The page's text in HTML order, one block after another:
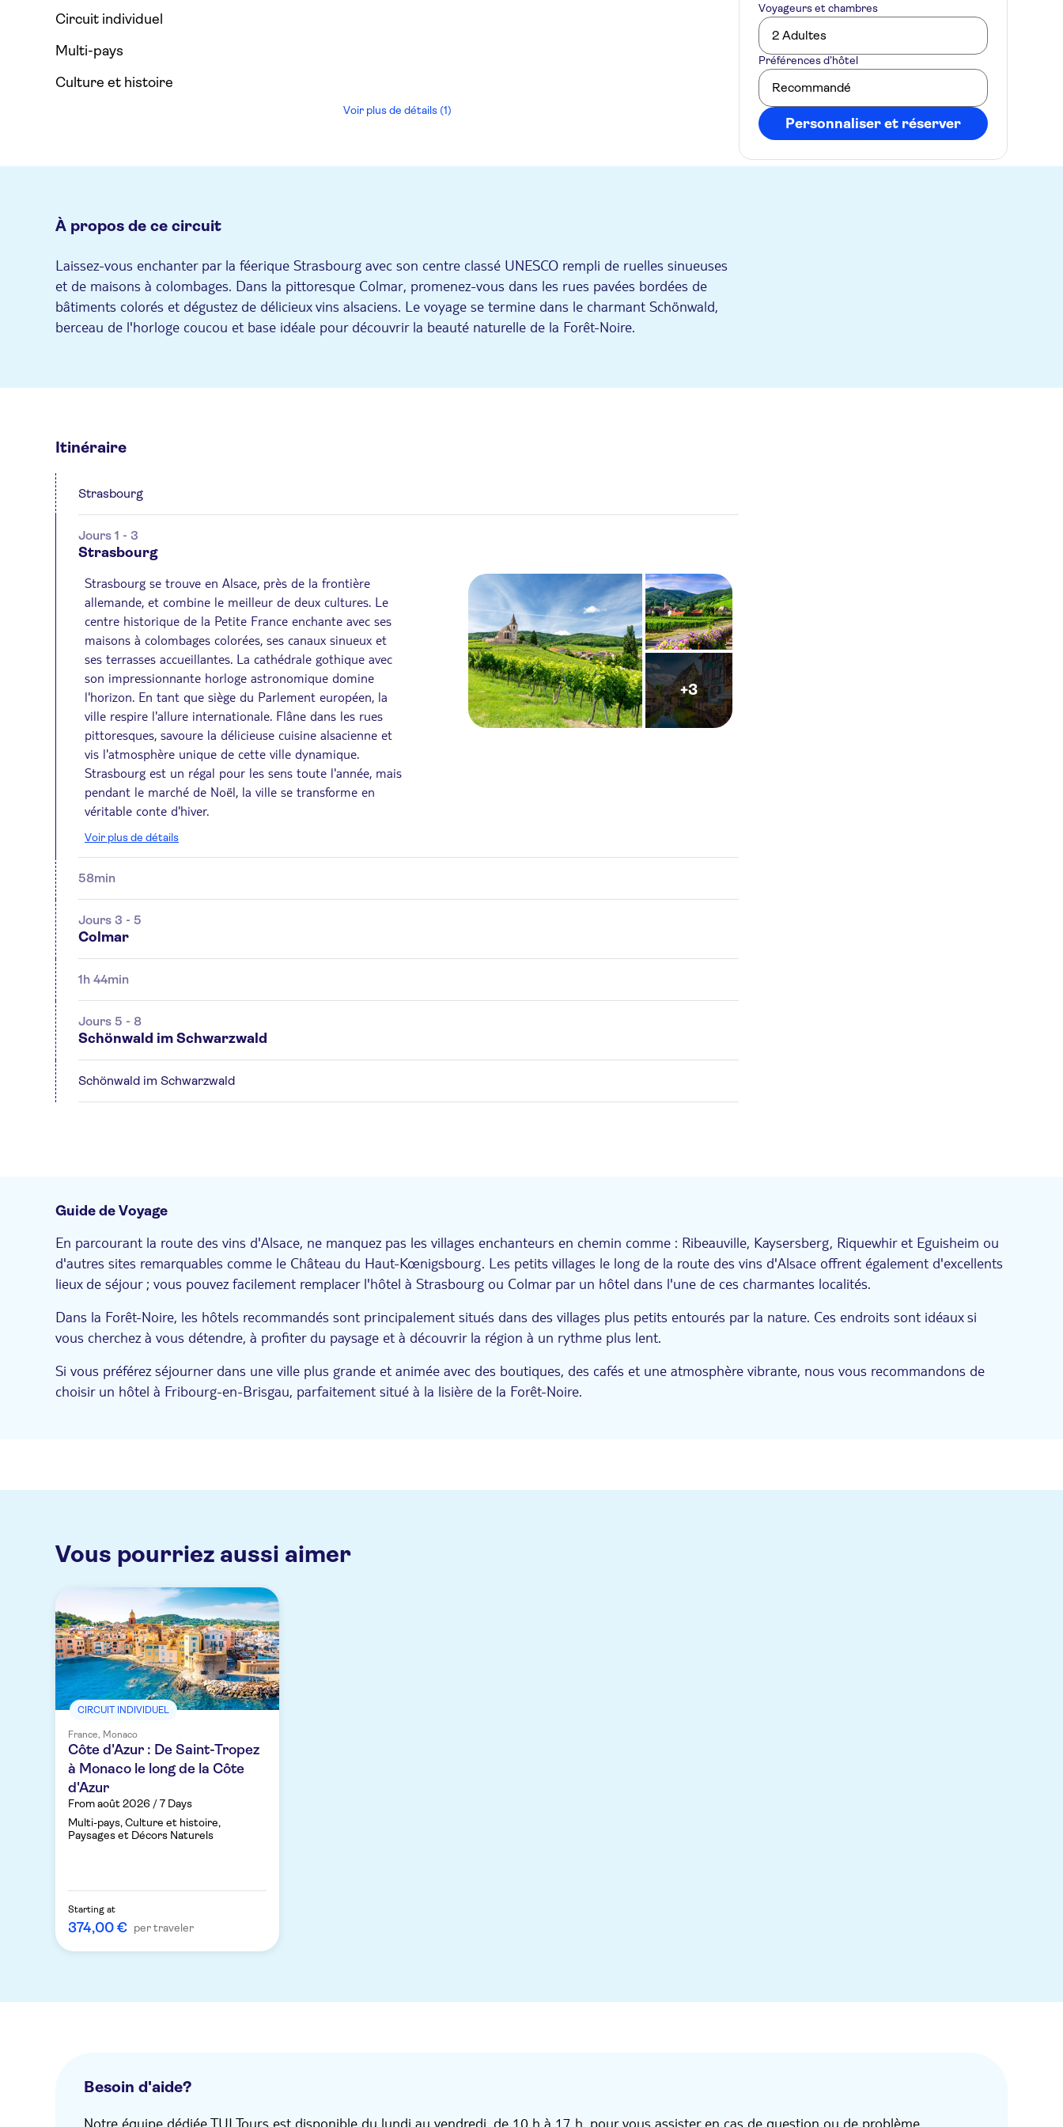
Circuit individuel
Multi-pays
Culture et histoire
Voir plus de détails (1)
À propos de ce circuit
Laissez-vous enchanter par la féerique Strasbourg avec son centre classé UNESCO rempli de ruelles sinueuses
et de maisons à colombages. Dans la pittoresque Colmar, promenez-vous dans les rues pavées bordées de
bâtiments colorés et dégustez de délicieux vins alsaciens. Le voyage se termine dans le charmant Schönwald,
berceau de l'horloge coucou et base idéale pour découvrir la beauté naturelle de la Forêt-Noire.
Itinéraire
Strasbourg
Jours 1 - 3
Strasbourg
Strasbourg se trouve en Alsace, près de la frontière
allemande, et combine le meilleur de deux cultures. Le
centre historique de la Petite France enchante avec ses
maisons à colombages colorées, ses canaux sinueux et
ses terrasses accueillantes. La cathédrale gothique avec
son impressionnante horloge astronomique domine
l'horizon. En tant que siège du Parlement européen, la
ville respire l'allure internationale. Flâne dans les rues
pittoresques, savoure la délicieuse cuisine alsacienne et
vis l'atmosphère unique de cette ville dynamique.
Strasbourg est un régal pour les sens toute l'année, mais
pendant le marché de Noël, la ville se transforme en
véritable conte d'hiver.
Voir plus de détails
+3
58min
Jours 3 - 5
Colmar
1h 44min
Jours 5 - 8
Schönwald im Schwarzwald
Schönwald im Schwarzwald
Voyageurs et chambres
2 Adultes
Préférences d’hôtel
Recommandé
Personnaliser et réserver
Guide de Voyage
En parcourant la route des vins d'Alsace, ne manquez pas les villages enchanteurs en chemin comme : Ribeauville, Kaysersberg, Riquewhir et Eguisheim ou
d'autres sites remarquables comme le Château du Haut-Kœnigsbourg. Les petits villages le long de la route des vins d'Alsace offrent également d'excellents
lieux de séjour ; vous pouvez facilement remplacer l'hôtel à Strasbourg ou Colmar par un hôtel dans l'une de ces charmantes localités.
Dans la Forêt-Noire, les hôtels recommandés sont principalement situés dans des villages plus petits entourés par la nature. Ces endroits sont idéaux si
vous cherchez à vous détendre, à profiter du paysage et à découvrir la région à un rythme plus lent.
Si vous préférez séjourner dans une ville plus grande et animée avec des boutiques, des cafés et une atmosphère vibrante, nous vous recommandons de
choisir un hôtel à Fribourg-en-Brisgau, parfaitement situé à la lisière de la Forêt-Noire.
Vous pourriez aussi aimer
CIRCUIT INDIVIDUEL
France, Monaco
Côte d'Azur : De Saint-Tropez
à Monaco le long de la Côte
d'Azur
From août 2026 / 7 Days
Multi-pays, Culture et histoire,
Paysages et Décors Naturels
Starting at
374,00 € per traveler
Besoin d'aide?
Notre équipe dédiée TUI Tours est disponible du lundi au vendredi, de 10 h à 17 h, pour vous assister en cas de question ou de problème.